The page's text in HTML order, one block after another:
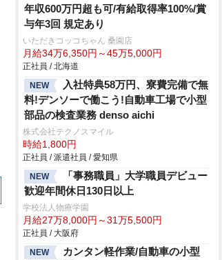
年収600万円超も可/有給取得率100%/賞
与年3回 規定あり
いただきコッコちゃん 桑園店
月給34万6,350円～45万5,000円
正社員 / 北海道
NEW
入社特典58万円、寮費完備で無
料!デンソーで働こう!自動車工場で小型
部品の検査業務 denso aichi
株式会社テクノスマイル
時給1,800円
正社員 / 派遣社員 / 愛知県
NEW
「事務職員」大学職員デビュー
歓迎年間休日130日以上
学校法人物療学園
月給27万8,000円～31万5,500円
正社員 / 大阪府
NEW
カンタン軽作業/自動車の小型